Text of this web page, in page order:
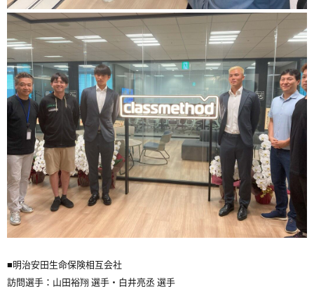
■明治安田生命保険相互会社
訪問選手：山田裕翔 選手・白井亮丞 選手